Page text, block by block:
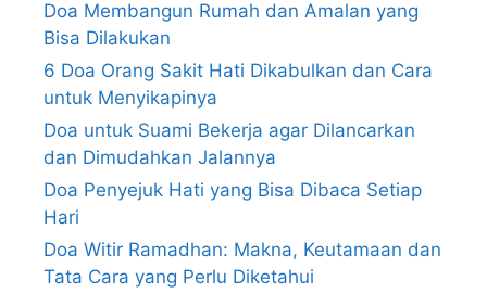
Doa Membangun Rumah dan Amalan yang
Bisa Dilakukan
6 Doa Orang Sakit Hati Dikabulkan dan Cara
untuk Menyikapinya
Doa untuk Suami Bekerja agar Dilancarkan
dan Dimudahkan Jalannya
Doa Penyejuk Hati yang Bisa Dibaca Setiap
Hari
Doa Witir Ramadhan: Makna, Keutamaan dan
Tata Cara yang Perlu Diketahui